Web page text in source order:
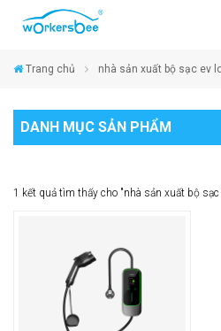
Trang chủ nhà sản xuất bộ sạc ev
DANH MỤC SẢN PHẨM
1 kết quả tìm thấy cho "nhà sản xuất bộ sạc